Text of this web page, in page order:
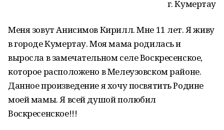
г. Кумертау
Меня зовут Анисимов Кирилл. Мне 11 лет. Я живу
в городе Кумертау. Моя мама родилась и
выросла в замечательном селе Воскресенское,
которое расположено в Мелеузовском районе.
Данное произведение я хочу посвятить Родине
моей мамы. Я всей душой полюбил
Воскресенское!!!